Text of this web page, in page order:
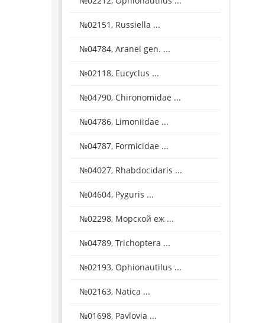
№02151, Russiella ...
№04784, Aranei gen. ...
№02118, Eucyclus ...
№04790, Chironomidae ...
№04786, Limoniidae ...
№04787, Formicidae ...
№04027, Rhabdocidaris ...
№04604, Pyguris ...
№02298, Морской еж ...
№04789, Trichoptera ...
№02193, Ophionautilus ...
№02163, Natica ...
№01698, Pavlovia ...